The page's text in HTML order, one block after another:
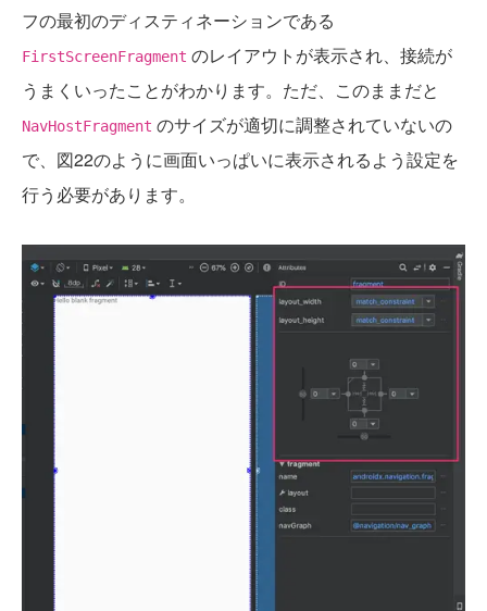
フの最初のディスティネーションである
FirstScreenFragment のレイアウトが表示され、接続が
うまくいったことがわかります。ただ、このままだと
NavHostFragment のサイズが適切に調整されていないの
で、図22のように画面いっぱいに表示されるよう設定を
行う必要があります。